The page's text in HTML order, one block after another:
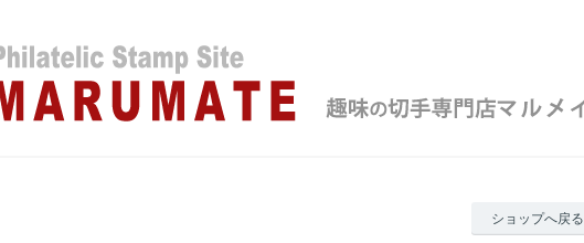
ショップへ戻る